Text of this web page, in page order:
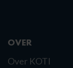
OVER
Over KOTI